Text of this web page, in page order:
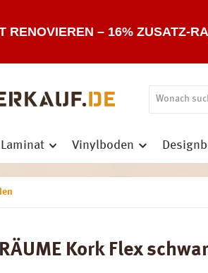
RENOVIEREN – 16% ZUSATZ-
Laminat Vinylboden
RÄUME Kork Flex